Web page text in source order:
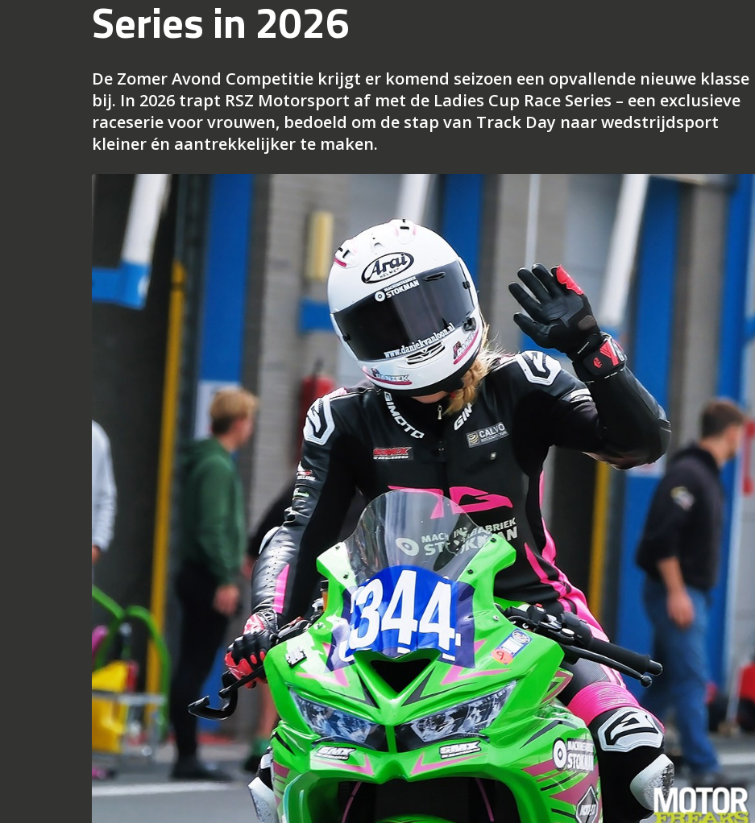
Series in 2026
De Zomer Avond Competitie krijgt er komend seizoen een opvallende nieuwe klasse
bij. In 2026 trapt RSZ Motorsport af met de Ladies Cup Race Series – een exclusieve
raceserie voor vrouwen, bedoeld om de stap van Track Day naar wedstrijdsport
kleiner én aantrekkelijker te maken.